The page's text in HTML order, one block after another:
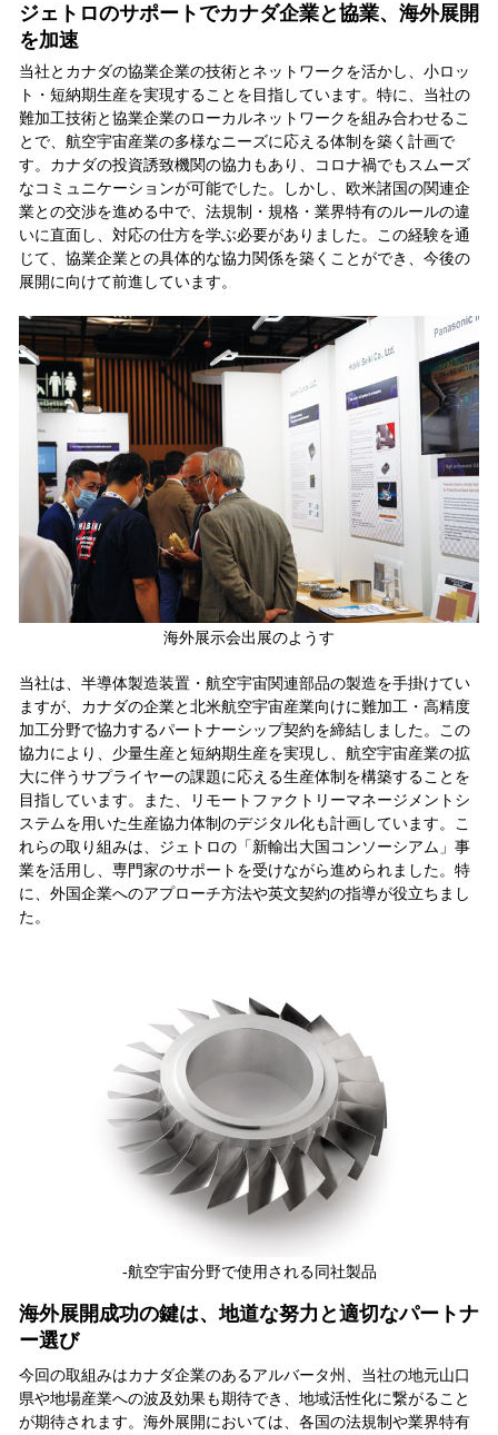
ジェトロのサポートでカナダ企業と協業、海外展開
を加速
当社とカナダの協業企業の技術とネットワークを活かし、小ロッ
ト・短納期生産を実現することを目指しています。特に、当社の
難加工技術と協業企業のローカルネットワークを組み合わせるこ
とで、航空宇宙産業の多様なニーズに応える体制を築く計画で
す。カナダの投資誘致機関の協力もあり、コロナ禍でもスムーズ
なコミュニケーションが可能でした。しかし、欧米諸国の関連企
業との交渉を進める中で、法規制・規格・業界特有のルールの違
いに直面し、対応の仕方を学ぶ必要がありました。この経験を通
じて、協業企業との具体的な協力関係を築くことができ、今後の
展開に向けて前進しています。
海外展示会出展のようす
当社は、半導体製造装置・航空宇宙関連部品の製造を手掛けてい
ますが、カナダの企業と北米航空宇宙産業向けに難加工・高精度
加工分野で協力するパートナーシップ契約を締結しました。この
協力により、少量生産と短納期生産を実現し、航空宇宙産業の拡
大に伴うサプライヤーの課題に応える生産体制を構築することを
目指しています。また、リモートファクトリーマネージメントシ
ステムを用いた生産協力体制のデジタル化も計画しています。こ
れらの取り組みは、ジェトロの「新輸出大国コンソーシアム」事
業を活用し、専門家のサポートを受けながら進められました。特
に、外国企業へのアプローチ方法や英文契約の指導が役立ちまし
た。
-航空宇宙分野で使用される同社製品
海外展開成功の鍵は、地道な努力と適切なパートナ
ー選び
今回の取組みはカナダ企業のあるアルバータ州、当社の地元山口
県や地場産業への波及効果も期待でき、地域活性化に繋がること
が期待されます。海外展開においては、各国の法規制や業界特有